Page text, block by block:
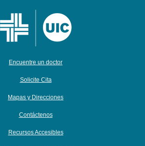
Encuentre un doctor
Solicite Cita
Mapas y Direcciones
Contáctenos
Recursos Accesibles